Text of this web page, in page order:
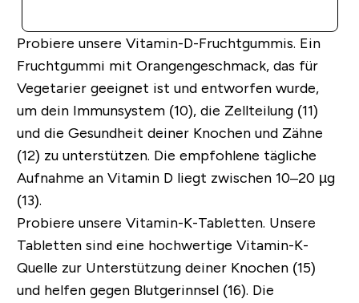
Probiere unsere Vitamin-D-Fruchtgummis. Ein
Fruchtgummi mit Orangengeschmack, das für
Vegetarier geeignet ist und entworfen wurde,
um dein Immunsystem (10), die Zellteilung (11)
und die Gesundheit deiner Knochen und Zähne
(12) zu unterstützen. Die empfohlene tägliche
Aufnahme an Vitamin D liegt zwischen 10–20 µg
(13).
Probiere unsere Vitamin-K-Tabletten. Unsere
Tabletten sind eine hochwertige Vitamin-K-
Quelle zur Unterstützung deiner Knochen (15)
und helfen gegen Blutgerinnsel (16). Die